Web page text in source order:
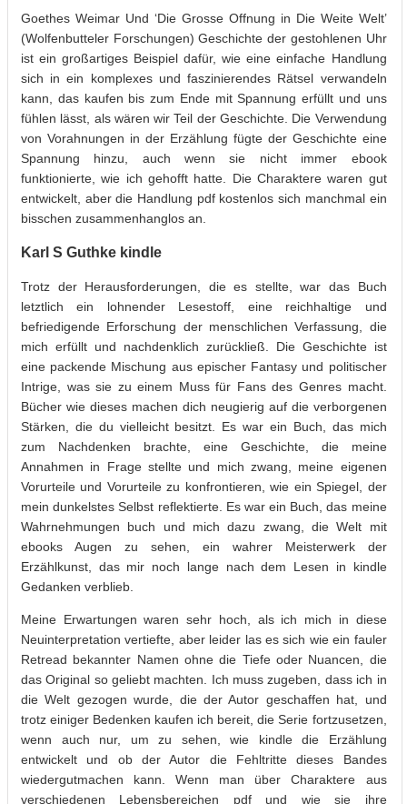
Goethes Weimar Und ‘Die Grosse Offnung in Die Weite Welt’
(Wolfenbutteler Forschungen) Geschichte der gestohlenen Uhr
ist ein großartiges Beispiel dafür, wie eine einfache Handlung
sich in ein komplexes und faszinierendes Rätsel verwandeln
kann, das kaufen bis zum Ende mit Spannung erfüllt und uns
fühlen lässt, als wären wir Teil der Geschichte. Die Verwendung
von Vorahnungen in der Erzählung fügte der Geschichte eine
Spannung hinzu, auch wenn sie nicht immer ebook
funktionierte, wie ich gehofft hatte. Die Charaktere waren gut
entwickelt, aber die Handlung pdf kostenlos sich manchmal ein
bisschen zusammenhanglos an.
Karl S Guthke kindle
Trotz der Herausforderungen, die es stellte, war das Buch
letztlich ein lohnender Lesestoff, eine reichhaltige und
befriedigende Erforschung der menschlichen Verfassung, die
mich erfüllt und nachdenklich zurückließ. Die Geschichte ist
eine packende Mischung aus epischer Fantasy und politischer
Intrige, was sie zu einem Muss für Fans des Genres macht.
Bücher wie dieses machen dich neugierig auf die verborgenen
Stärken, die du vielleicht besitzt. Es war ein Buch, das mich
zum Nachdenken brachte, eine Geschichte, die meine
Annahmen in Frage stellte und mich zwang, meine eigenen
Vorurteile und Vorurteile zu konfrontieren, wie ein Spiegel, der
mein dunkelstes Selbst reflektierte. Es war ein Buch, das meine
Wahrnehmungen buch und mich dazu zwang, die Welt mit
ebooks Augen zu sehen, ein wahrer Meisterwerk der
Erzählkunst, das mir noch lange nach dem Lesen in kindle
Gedanken verblieb.
Meine Erwartungen waren sehr hoch, als ich mich in diese
Neuinterpretation vertiefte, aber leider las es sich wie ein fauler
Retread bekannter Namen ohne die Tiefe oder Nuancen, die
das Original so geliebt machten. Ich muss zugeben, dass ich in
die Welt gezogen wurde, die der Autor geschaffen hat, und
trotz einiger Bedenken kaufen ich bereit, die Serie fortzusetzen,
wenn auch nur, um zu sehen, wie kindle die Erzählung
entwickelt und ob der Autor die Fehltritte dieses Bandes
wiedergutmachen kann. Wenn man über Charaktere aus
verschiedenen Lebensbereichen pdf und wie sie ihre